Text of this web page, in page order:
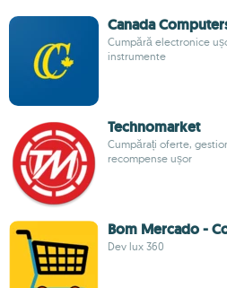
Canada
Cumpără electronice
instrumente
Technomarket
Cumpărați oferte,
recompense ușor
Bom Mercado -
Dev lux 360